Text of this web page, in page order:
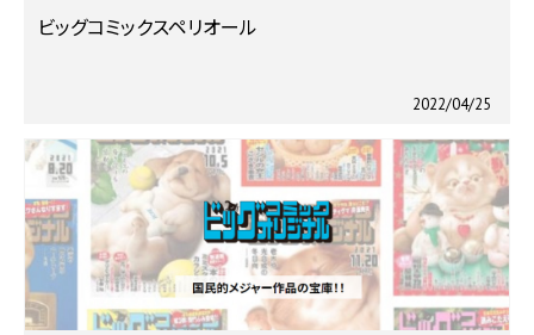
ビッグコミックスペリオール
2022/04/25